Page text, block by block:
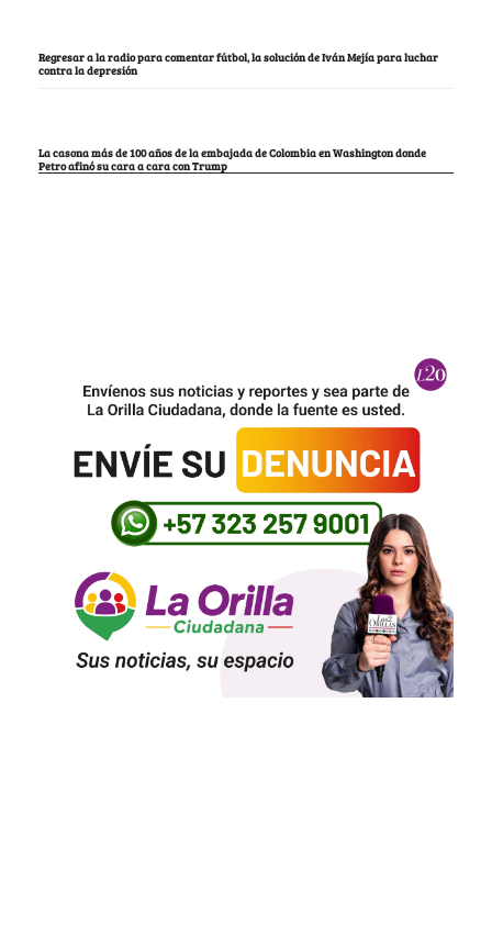
Regresar a la radio para comentar fútbol, la solución de Iván Mejía para luchar
contra la depresión
La casona más de 100 años de la embajada de Colombia en Washington donde
Petro afinó su cara a cara con Trump